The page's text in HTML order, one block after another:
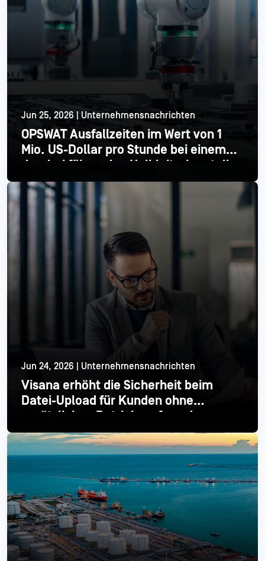
Jun 25, 2026 | Unternehmensnachrichten
OPSWAT Ausfallzeiten im Wert von 1
Mio. US-Dollar pro Stunde bei einem
der drei führenden Halbleiterhersteller
Mehr lesen
Jun 24, 2026 | Unternehmensnachrichten
Visana erhöht die Sicherheit beim
Datei-Upload für Kunden ohne
zusätzlichen Betriebsaufwand
Mehr lesen